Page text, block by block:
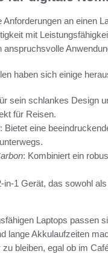
an einen
mit
haben sich einige
sein schlankes Design
für Reisen.
: Bietet eine
: Kombiniert ein
in-1 Gerät, das sowohl
Laptops passen
lange Akkulaufzeiten
bleiben, egal ob im